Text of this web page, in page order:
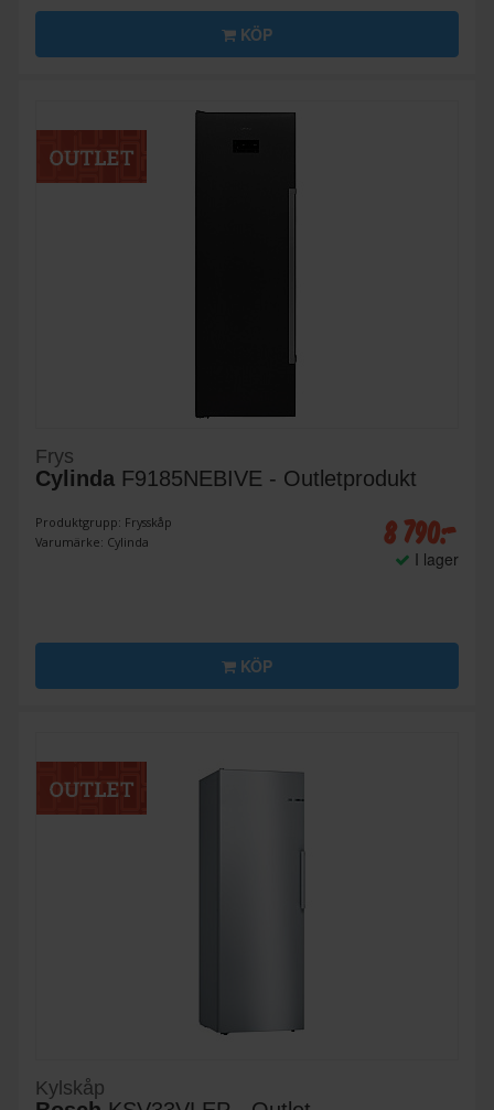
KÖP
Frys
Cylinda F9185NEBIVE - Outletprodukt
Produktgrupp: Frysskåp
Varumärke: Cylinda
8 790:-
I lager
KÖP
Kylskåp